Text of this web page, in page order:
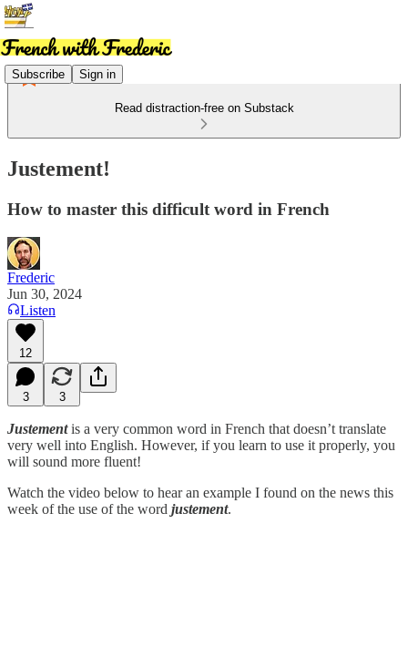
Subscribe Sign in
Read distraction-free on Substack
Justement!
How to master this difficult word in French
Frederic
Jun 30, 2024
Listen
12
3 3
Justementis a very common word in French that doesn’t translate
very well into English. However, if you learn to use it properly, you
will sound more fluent!
Watch the video below to hear an example I found on the news this
week of the use of the word justement.